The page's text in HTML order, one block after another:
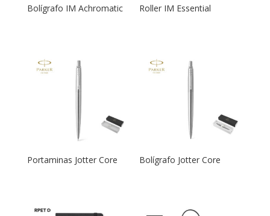
Bolígrafo IM Achromatic Roller IM Essential
Portaminas Jotter Core Bolígrafo Jotter Core